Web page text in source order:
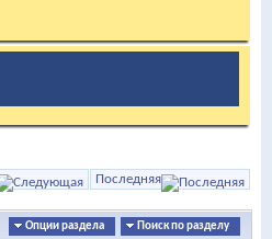
Последняя
Опции раздела Поиск по разделу